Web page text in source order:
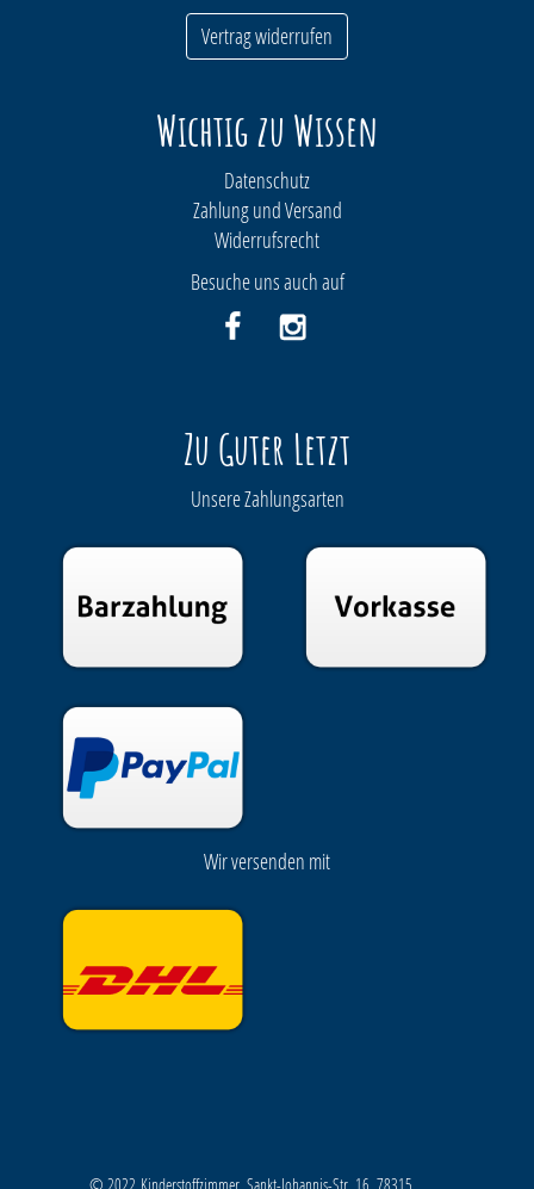
Vertrag widerrufen
Wichtig zu Wissen
Datenschutz
Zahlung und Versand
Widerrufsrecht
Besuche uns auch auf
Zu Guter Letzt
Unsere Zahlungsarten
Wir versenden mit